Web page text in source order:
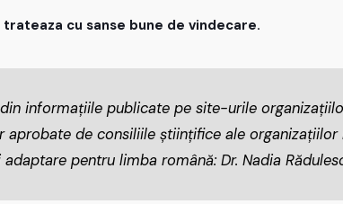
cu sanse bune de vindecare.
informațiile publicate pe site-urile
de consiliile științifice ale organizațiilor
adaptare pentru limba română: Dr. Nadia